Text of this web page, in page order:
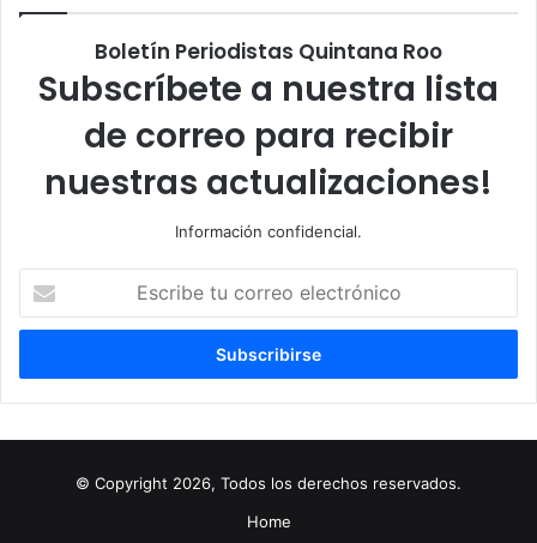
Boletín Periodistas Quintana Roo
Subscríbete a nuestra lista
de correo para recibir
nuestras actualizaciones!
Información confidencial.
correo
© Copyright 2026, Todos los derechos reservados.
Home